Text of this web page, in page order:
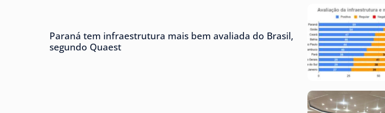
Paraná tem infraestrutura mais bem avaliada do Brasil,
segundo Quaest